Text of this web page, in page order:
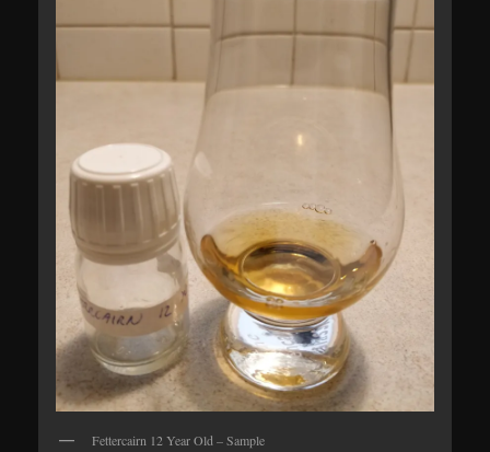
Fettercairn 12 Year Old – Sample